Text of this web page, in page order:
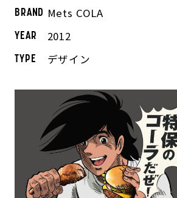
BRAND Mets COLA
YEAR 2012
TYPE デザイン